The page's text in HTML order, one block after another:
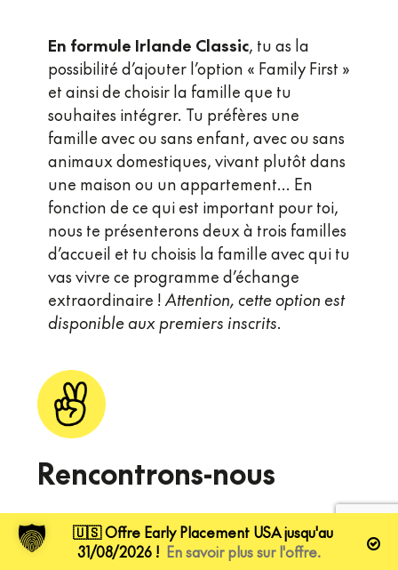
En formule Irlande Classic, tu as la
possibilité d’ajouter l’option « Family First »
et ainsi de choisir la famille que tu
souhaites intégrer. Tu préfères une
famille avec ou sans enfant, avec ou sans
animaux domestiques, vivant plutôt dans
une maison ou un appartement… En
fonction de ce qui est important pour toi,
nous te présenterons deux à trois familles
d’accueil et tu choisis la famille avec qui tu
vas vivre ce programme d’échange
extraordinaire ! Attention, cette option est
disponible aux premiers inscrits.
Rencontrons-nous
🇺🇸 Offre Early Placement USA jusqu'au
31/08/2026 ! En savoir plus sur l'offre.